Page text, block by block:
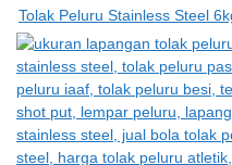
Tolak Peluru Stainless Steel